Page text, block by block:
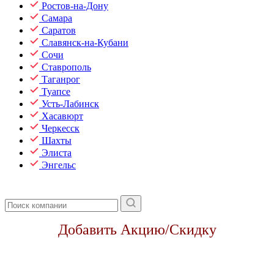
Ростов-на-Дону
Самара
Саратов
Славянск-на-Кубани
Сочи
Ставрополь
Таганрог
Туапсе
Усть-Лабинск
Хасавюрт
Черкесск
Шахты
Элиста
Энгельс
Добавить Акцию/Скидку